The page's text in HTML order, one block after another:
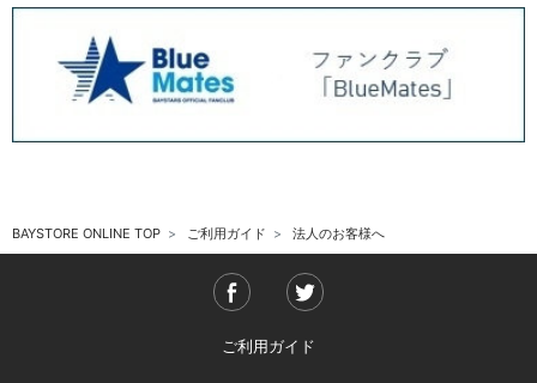
BAYSTORE ONLINE TOP ご利用ガイド 法人のお客様へ
ご利用ガイド